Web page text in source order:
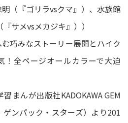
（『ゴリラvsクマ』）、水族館
サメvsメカジキ』））
巧みなストーリー展開とハイク
！全ページオールカラーで大迫
まんが出版社KADOKAWA GEM
ゲンパック・スターズ）より201